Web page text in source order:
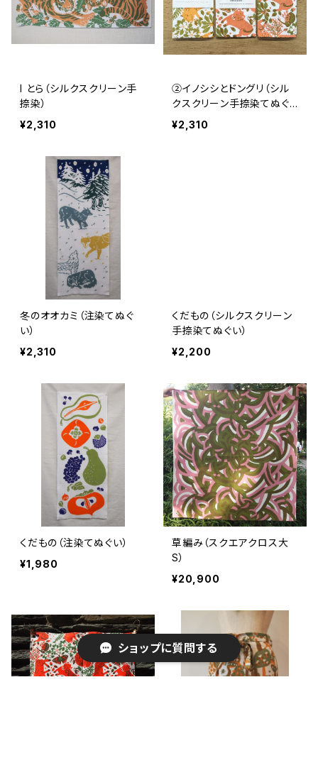
I とら（シルクスクリーン手
捺染）
¥2,310
②イノシシとドングリ（シル
クスクリーン手捺染てぬぐ
い）
¥2,310
冬のオオカミ（注染てぬぐ
い）
¥2,310
くだもの（シルクスクリーン
手捺染てぬぐい）
¥2,200
くだもの（注染てぬぐい）
¥1,980
草編み（スクエアクロス大
S）
¥20,900
ショップに質問する